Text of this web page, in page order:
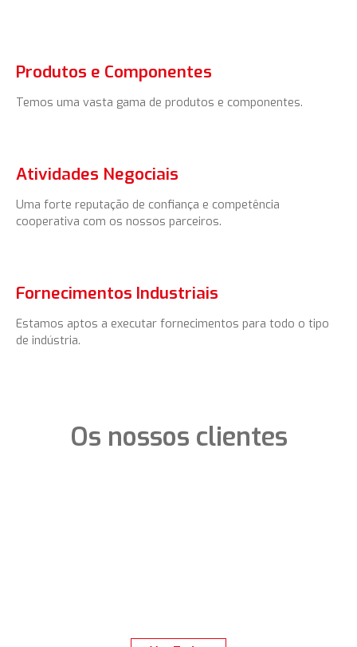
Produtos e Componentes
Temos uma vasta gama de produtos e componentes.
Atividades Negociais
Uma forte reputação de confiança e competência
cooperativa com os nossos parceiros.
Fornecimentos Industriais
Estamos aptos a executar fornecimentos para todo o tipo
de indústria.
Os nossos clientes